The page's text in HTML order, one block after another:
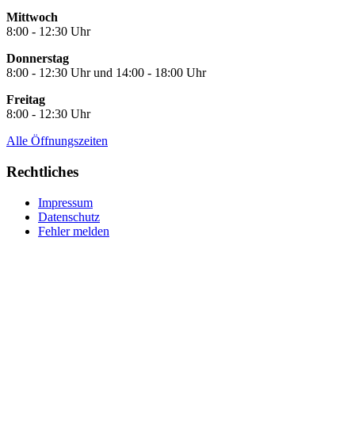
Mittwoch
8:00 - 12:30 Uhr
Donnerstag
8:00 - 12:30 Uhr und 14:00 - 18:00 Uhr
Freitag
8:00 - 12:30 Uhr
Alle Öffnungszeiten
Rechtliches
Impressum
Datenschutz
Fehler melden